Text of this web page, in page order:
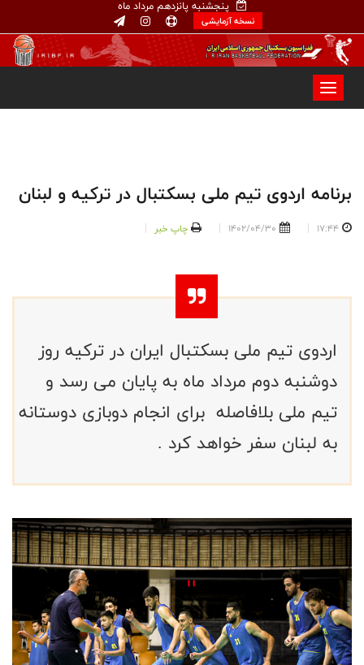
پنجشنبه پانزدهم مرداد ماه
نسخه آزمایشی
برنامه اردوی تیم ملی بسکتبال در ترکیه و لبنان
17:44
1402/04/30 چاپ خبر
اردوی تیم ملی بسکتبال ایران در ترکیه روز
دوشنبه دوم مرداد ماه به پایان می رسد و
تیم ملی بلافاصله برای انجام دوبازی دوستانه
به لبنان سفر خواهد کرد .